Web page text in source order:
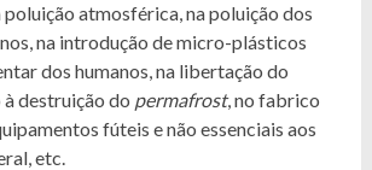
atmosférica, na poluição dos
na introdução de micro-plásticos
dos humanos, na libertação do
destruição do permafrost, no fabrico
fúteis e não essenciais aos
etc.